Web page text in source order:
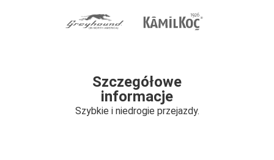
Szczegółowe
informacje
Szybkie i niedrogie przejazdy.